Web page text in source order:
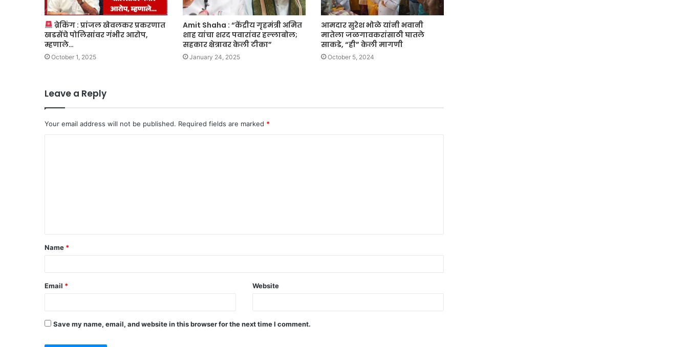
ब्रेकिंग : प्रांजल खेवलकर प्रकरणात
खडसेंचे पोलिसांवर गंभीर आरोप,
म्हणाले…
October 1, 2025
Amit Shaha : “केंद्रीय गृहमंत्री अमित
शाह यांचा शरद पवारांवर हल्लाबोल;
सहकार क्षेत्रावर केली टीका”
January 24, 2025
आमदार सुरेश भोळे यांनी भवानी
मातेला जळगावकरांसाठी घातले
साकडे, “ही” केली मागणी
October 5, 2024
Leave a Reply
Your email address will not be published. Required fields are marked *
t
*
Name *
Email * Website
Save my name, email, and website in this browser for the next time I comment.